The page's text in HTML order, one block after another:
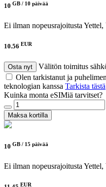
10 GB / 10 päivää
Ei ilman nopeusrajoitusta Yettel,
10.56 EUR
Osta nyt
Välitön toimitus
Olen tarkistanut ja
teknologian kanssa Tarkista tästä
Kuinka monta eSIMiä tarvitset?
Maksa kortilla
10 GB / 15 päivää
Ei ilman nopeusrajoitusta Yettel,
EUR